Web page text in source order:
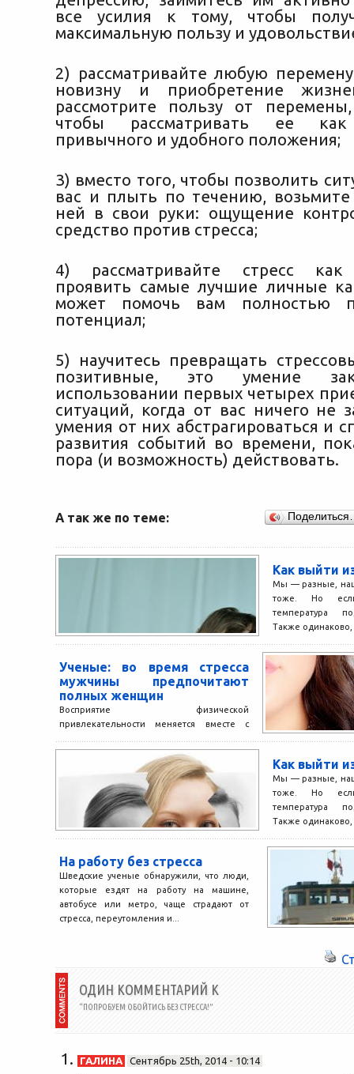
все усилия к тому, чтобы
максимальную пользу и
2) рассматривайте любую
новизну и приобретение
рассмотрите пользу от
чтобы рассматривать ее как
привычного и удобного положения;
3) вместо того, чтобы позволить
вас и плыть по течению,
ней в свои руки: ощущение
средство против стресса;
4) рассматривайте стресс как
проявить самые лучшие личные
может помочь вам полностью
потенциал;
5) научитесь превращать
позитивные, это умение
использовании первых четырех
ситуаций, когда от вас ничего не
умения от них абстрагироваться и
развития событий во времени,
пора (и возможность) действовать.
А так же по теме:
Как выйти
Мы — разные,
тоже. Но
температура
Также одинаково,
Ученые: во время стресса
мужчины предпочитают
полных женщин
Восприятие физической
привлекательности меняется вместе с
физиологического стресса. Мужчины,
находящиеся в стрессовой ситуации,
предпочитают полных женщин....
Как выйти
Мы — разные,
тоже. Но
температура
Также одинаково,
На работу без стресса
Шведские ученые обнаружили, что люди,
которые ездят на работу на машине,
автобусе или метро, чаще страдают от
стресса, переутомления и...
ОДИН КОММЕНТАРИЙ К
“ПОПРОБУЕМ ОБОЙТИСЬ БЕЗ СТРЕССА!”
ГАЛИНА Сентябрь 25th, 2014 - 10:14